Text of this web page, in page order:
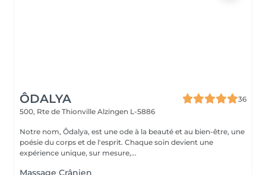
ÔDALYA
36
500, Rte de Thionville Alzingen L-5886
Notre nom, Ôdalya, est une ode à la beauté et au bien-être, une
poésie du corps et de l'esprit. Chaque soin devient une
expérience unique, sur mesure,...
Massage Crânien